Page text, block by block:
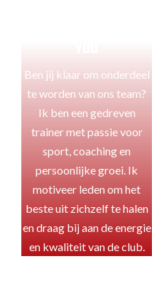
Ben jij klaar om onderdeel
te worden van ons team?
Ik ben een gedreven
trainer met passie voor
sport, coaching en
persoonlijke groei. Ik
motiveer leden om het
beste uit zichzelf te halen
en draag bij aan de energie
en kwaliteit van de club.